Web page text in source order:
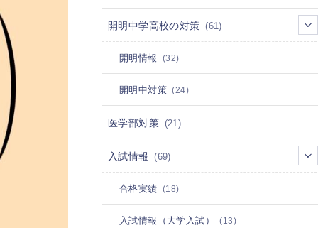
開明中学高校の対策 (61)
開明情報 (32)
開明中対策 (24)
医学部対策 (21)
入試情報 (69)
合格実績 (18)
入試情報（大学入試） (13)